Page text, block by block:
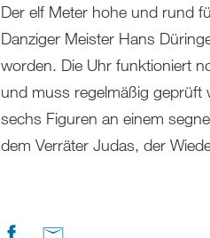
Der elf Meter hohe und rund
Danziger Meister Hans
worden. Die Uhr funktioniert
und muss regelmäßig geprüft
sechs Figuren an einem
dem Verräter Judas, der